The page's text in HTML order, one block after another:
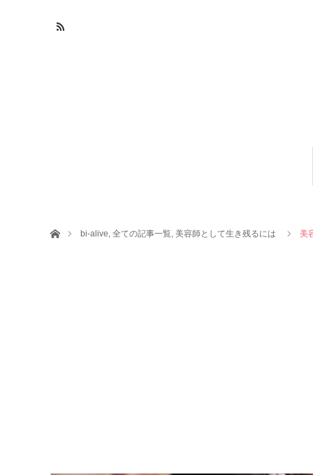
ホームbi-alive, 全ての記事一覧, 美容師として生き残るには 美